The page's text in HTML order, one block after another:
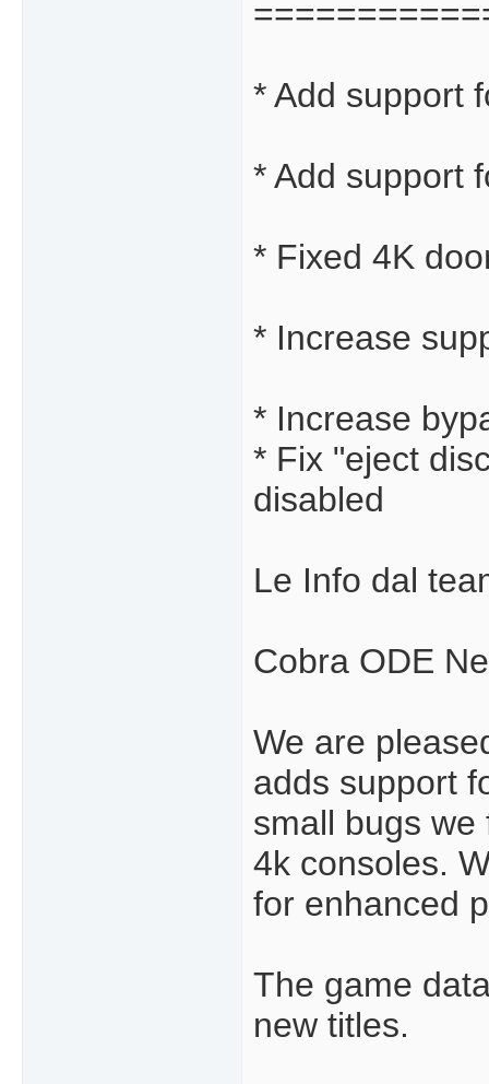
* Add support
* Add support
* Fixed 4K
* Increase
* Increase
* Fix "eject
disabled
Le Info dal
Cobra ODE
We are
adds support
small bugs
4k consoles.
for enhanced
The game
new titles.